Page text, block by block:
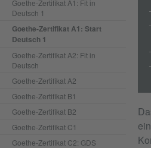
Goethe-Zertifikat A1: Fit in
Deutsch 1
Goethe-Zertifikat A1: Start
Deutsch 1
Goethe-Zertifikat A2: Fit in
Deutsch
Goethe-Zertifikat A2
Goethe-Zertifikat B1
Goethe-Zertifikat B2
Goethe-Zertifikat C1
Goethe-Zertifikat C2: GDS